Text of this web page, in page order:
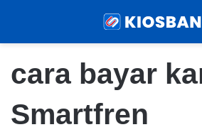
cara bayar
Smartfren